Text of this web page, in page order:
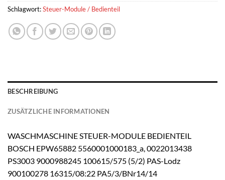
Schlagwort:Steuer-Module / Bedienteil
BESCHREIBUNG
ZUSÄTZLICHE INFORMATIONEN
WASCHMASCHINE STEUER-MODULE BEDIENTEIL
BOSCH EPW65882 5560001000183_a, 0022013438
PS3003 9000988245 100615/575 (5/2) PAS-Lodz
900100278 16315/08:22 PA5/3/BNr14/14